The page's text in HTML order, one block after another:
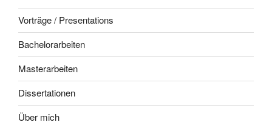
Vorträge / Presentations
Bachelorarbeiten
Masterarbeiten
Dissertationen
Über mich